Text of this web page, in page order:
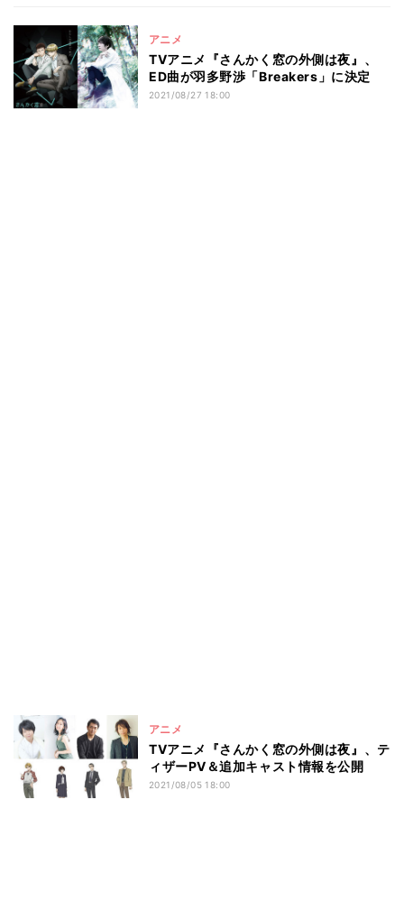
アニメ
TVアニメ『さんかく窓の外側は夜』、
ED曲が羽多野渉「Breakers」に決定
2021/08/27 18:00
アニメ
TVアニメ『さんかく窓の外側は夜』、テ
ィザーPV＆追加キャスト情報を公開
2021/08/05 18:00